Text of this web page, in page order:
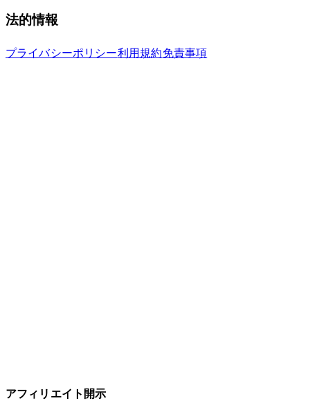
法的情報
プライバシーポリシー利用規約免責事項
アフィリエイト開示